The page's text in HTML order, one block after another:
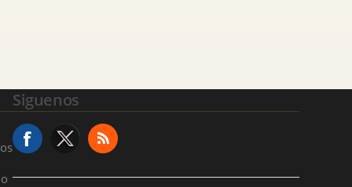
Siguenos